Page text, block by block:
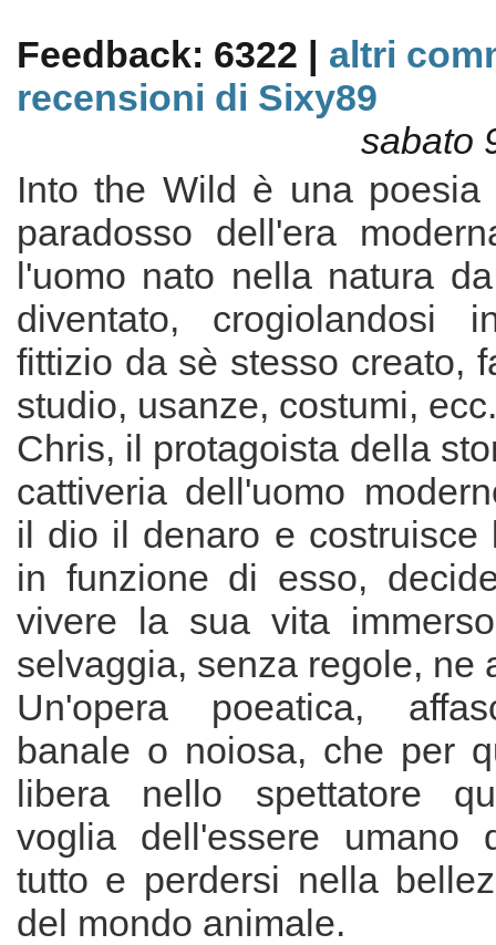
Feedback: 6322 | altri
recensioni di Sixy89
sabato
Into the Wild è una
paradosso dell'era
l'uomo nato nella natura
diventato, crogiolandosi
fittizio da sè stesso creato,
studio, usanze, costumi, ecc.
Chris, il protagoista della
cattiveria dell'uomo
il dio il denaro e costruisce
in funzione di esso,
vivere la sua vita
selvaggia, senza regole, ne
Un'opera poeatica,
banale o noiosa, che per
libera nello spettatore
voglia dell'essere umano
tutto e perdersi nella
del mondo animale.